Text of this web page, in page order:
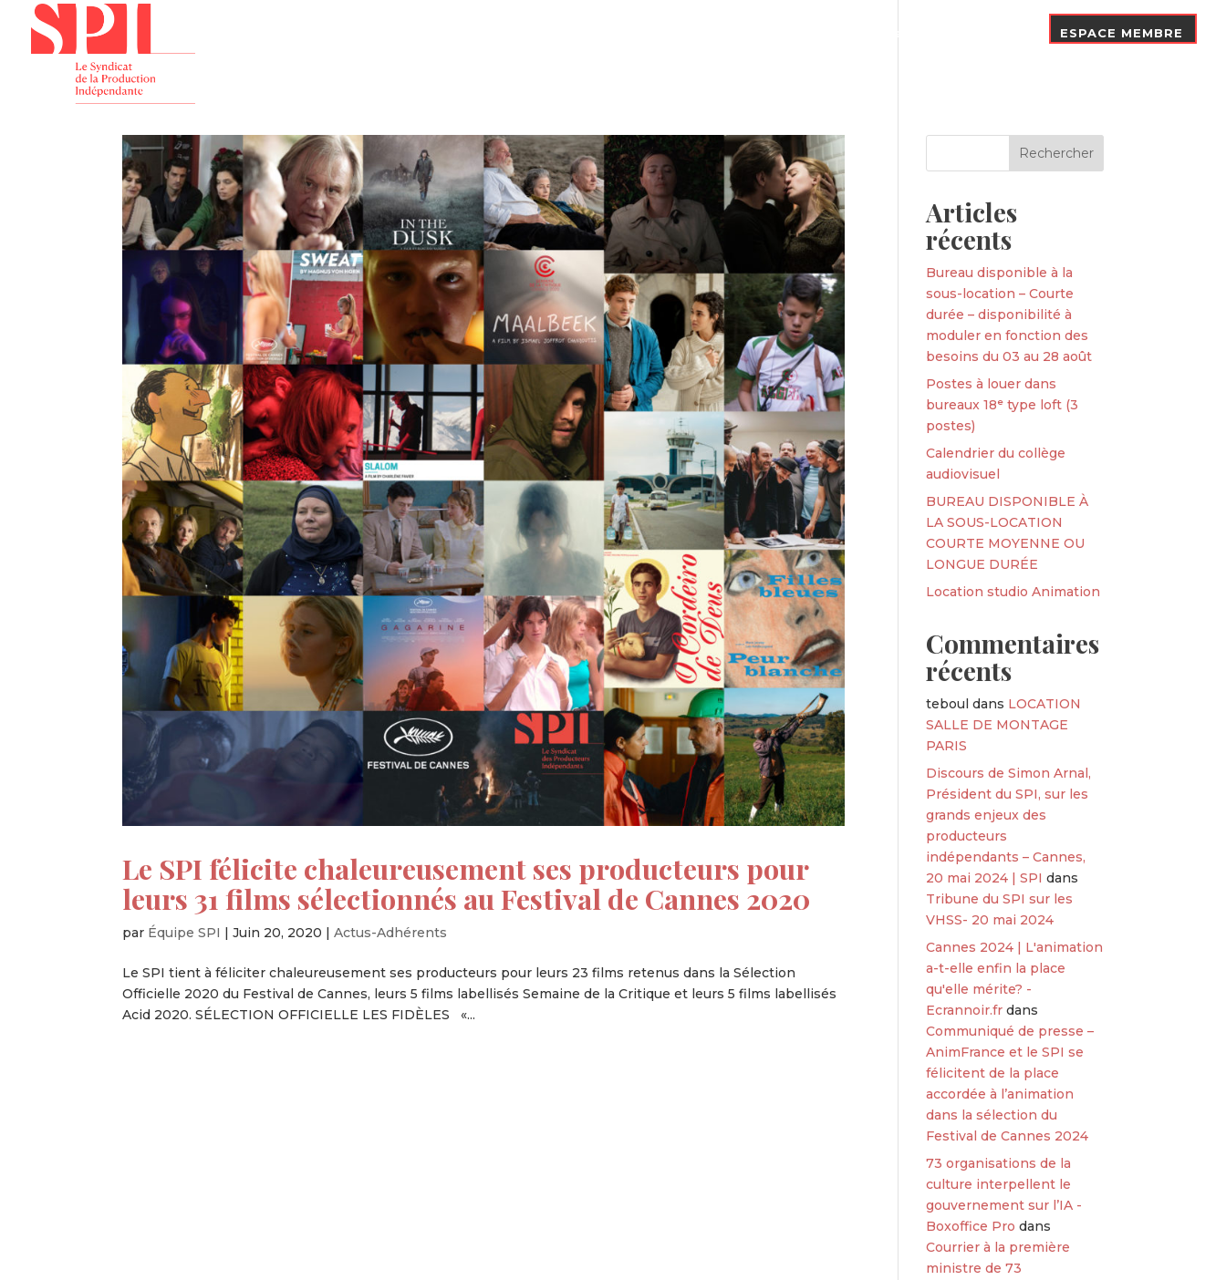
Nos Adhérents ESPACE MEMBRE
Le SPI félicite chaleureusement ses producteurs pour
leurs 31 films sélectionnés au Festival de Cannes 2020
par Équipe SPI |Juin 20, 2020 |Actus-Adhérents
Le SPI tient à féliciter chaleureusement ses producteurs pour leurs 23 films retenus dans la Sélection
Officielle 2020 du Festival de Cannes, leurs 5 films labellisés Semaine de la Critique et leurs 5 films labellisés
Acid 2020. SÉLECTION OFFICIELLE LES FIDÈLES «...
Articles
récents
Bureau disponible à la
sous-location – Courte
durée – disponibilité à
moduler en fonction des
besoins du 03 au 28 août
Postes à louer dans
bureaux 18ᵉ type loft (3
postes)
Calendrier du collège
audiovisuel
BUREAU DISPONIBLE À
LA SOUS-LOCATION
COURTE MOYENNE OU
LONGUE DURÉE
Location studio Animation
Commentaires
récents
teboul dans LOCATION
SALLE DE MONTAGE
PARIS
Discours de Simon Arnal,
Président du SPI, sur les
grands enjeux des
producteurs
indépendants – Cannes,
20 mai 2024 | SPI dans
Tribune du SPI sur les
VHSS- 20 mai 2024
Cannes 2024 | L'animation
a-t-elle enfin la place
qu'elle mérite? -
Ecrannoir.fr dans
Communiqué de presse –
AnimFrance et le SPI se
félicitent de la place
accordée à l’animation
dans la sélection du
Festival de Cannes 2024
73 organisations de la
culture interpellent le
gouvernement sur l’IA -
Boxoffice Pro dans
Courrier à la première
ministre de 73